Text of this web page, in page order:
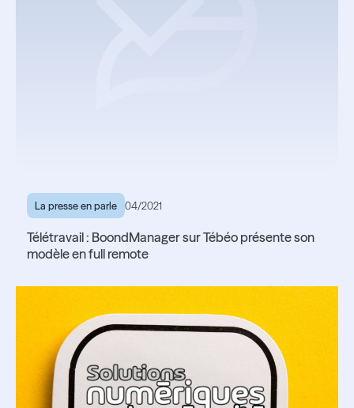
La presse en parle 04/2021
Télétravail : BoondManager sur Tébéo présente son
modèle en full remote